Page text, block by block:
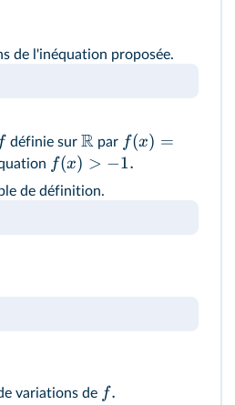
de l'inéquation proposée.
f définie surR par f(x) =
f(x) > −1.
de définition.
variations de f.